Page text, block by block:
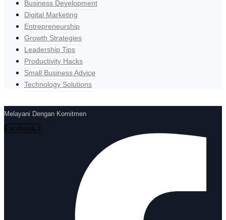
Business Development
Digital Marketing
Entrepreneurship
Growth Strategies
Leadership Tips
Productivity Hacks
Small Business Advice
Technology Solutions
Melayani Dengan Komitmen
Facebook-f